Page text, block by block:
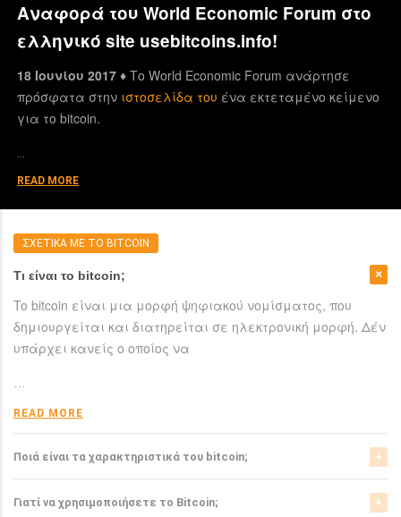
Αναφορά του World Economic Forum στο
ελληνικό site usebitcoins.info!
18 Ιουνίου 2017 ♦Το World Economic Forum ανάρτησε
πρόσφατα στην ιστοσελίδα του ένα εκτεταμένο κείμενο
για το bitcoin.
READ MORE
ΣΧΕΤΙΚΑ ΜΕ ΤΟ BITCOIN
Τι είναι το bitcoin;
To bitcoin είναι μια μορφή ψηφιακού νομίσματος, που
δημιουργείται και διατηρείται σε ηλεκτρονική μορφή. Δέν
υπάρχει κανείς ο οποίος να
…
READ MORE
Ποιά είναι τα χαρακτηριστικά του bitcoin;
Το bitcoin έχει αρκετά σημαντικά χαρακτηριστικά που το
ξεχωρίζουν από τα ελεγχόμενα-από-κυβερνήσεις
Γιατί να χρησιμοποιήσετε το Bitcoin;